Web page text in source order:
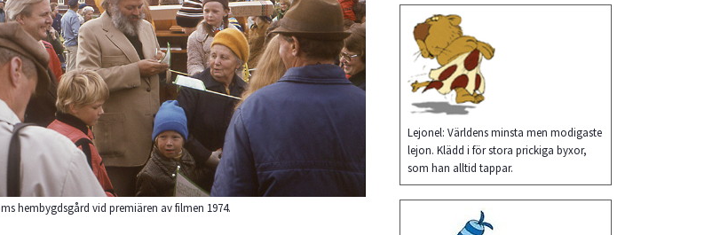
hembygdsgård vid premiären av filmen 1974.
Lejonel: Världens minsta men modigaste
lejon. Klädd i för stora prickiga byxor,
som han alltid tappar.